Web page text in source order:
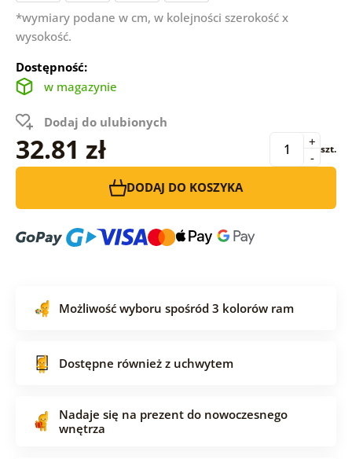
*wymiary podane w cm, w kolejności szerokość x
wysokość.
Dostępność:
w magazynie
Dodaj do ulubionych
32.81 zł -
+ szt.
DODAJ DO KOSZYKA
Możliwość wyboru spośród 3 kolorów ram
Dostępne również z uchwytem
Nadaje się na prezent do nowoczesnego
wnętrza